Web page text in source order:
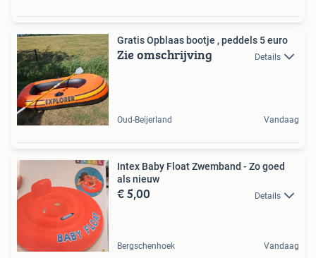
Gratis Opblaas bootje , peddels 5 euro
Zie omschrijving Details
Oud-Beijerland Vandaag
Intex Baby Float Zwemband - Zo goed
als nieuw
€ 5,00 Details
Bergschenhoek Vandaag